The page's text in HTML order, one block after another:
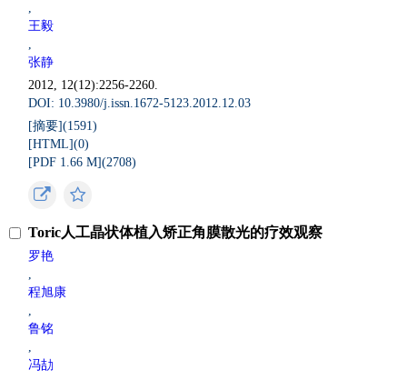
,
王毅
,
张静
2012, 12(12):2256-2260.
DOI: 10.3980/j.issn.1672-5123.2012.12.03
[摘要](1591)
[HTML](0)
[PDF 1.66 M](2708)
Toric人工晶状体植入矫正角膜散光的疗效观察
罗艳
,
程旭康
,
鲁铭
,
冯劼